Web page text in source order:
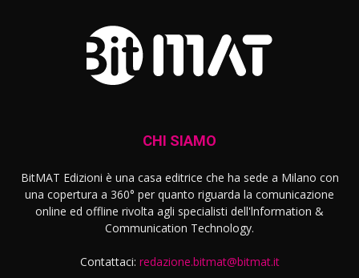
CHI SIAMO
BitMAT Edizioni è una casa editrice che ha sede a Milano con
una copertura a 360° per quanto riguarda la comunicazione
online ed offline rivolta agli specialisti dell'lnformation &
Communication Technology.
Contattaci: redazione.bitmat@bitmat.it